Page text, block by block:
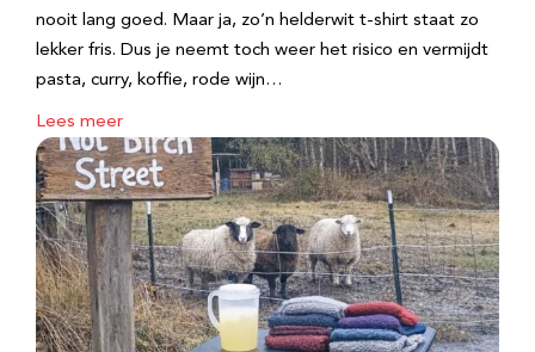
nooit lang goed. Maar ja, zo’n helderwit t-shirt staat zo
lekker fris. Dus je neemt toch weer het risico en vermijdt
pasta, curry, koffie, rode wijn…
Lees meer